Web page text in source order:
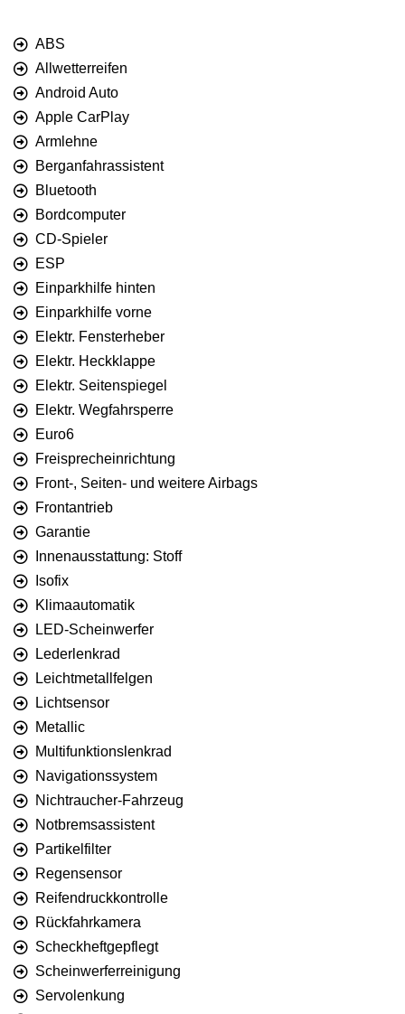
ABS
Allwetterreifen
Android Auto
Apple CarPlay
Armlehne
Berganfahrassistent
Bluetooth
Bordcomputer
CD-Spieler
ESP
Einparkhilfe hinten
Einparkhilfe vorne
Elektr. Fensterheber
Elektr. Heckklappe
Elektr. Seitenspiegel
Elektr. Wegfahrsperre
Euro6
Freisprecheinrichtung
Front-, Seiten- und weitere Airbags
Frontantrieb
Garantie
Innenausstattung: Stoff
Isofix
Klimaautomatik
LED-Scheinwerfer
Lederlenkrad
Leichtmetallfelgen
Lichtsensor
Metallic
Multifunktionslenkrad
Navigationssystem
Nichtraucher-Fahrzeug
Notbremsassistent
Partikelfilter
Regensensor
Reifendruckkontrolle
Rückfahrkamera
Scheckheftgepflegt
Scheinwerferreinigung
Servolenkung